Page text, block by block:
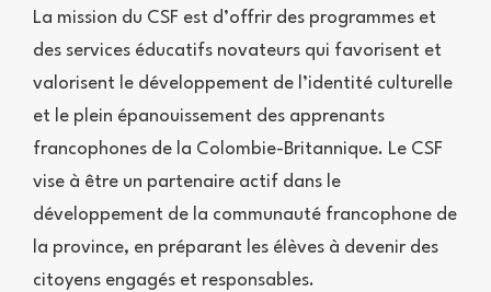
La mission du CSF est d’offrir des programmes et
des services éducatifs novateurs qui favorisent et
valorisent le développement de l’identité culturelle
et le plein épanouissement des apprenants
francophones de la Colombie-Britannique. Le CSF
vise à être un partenaire actif dans le
développement de la communauté francophone de
la province, en préparant les élèves à devenir des
citoyens engagés et responsables.